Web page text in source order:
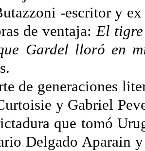
-escritor y
de ventaja:El
Gardel lloró en
de generaciones
y Gabriel
que tomó
Delgado Aparain